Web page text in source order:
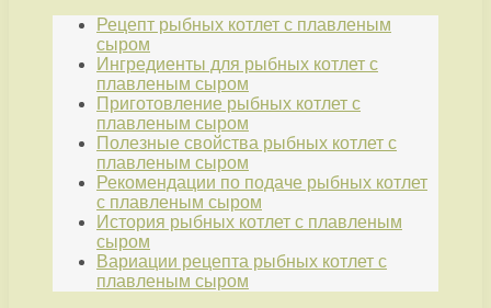
Рецепт рыбных котлет с плавленым
сыром
Ингредиенты для рыбных котлет с
плавленым сыром
Приготовление рыбных котлет с
плавленым сыром
Полезные свойства рыбных котлет с
плавленым сыром
Рекомендации по подаче рыбных котлет
с плавленым сыром
История рыбных котлет с плавленым
сыром
Вариации рецепта рыбных котлет с
плавленым сыром